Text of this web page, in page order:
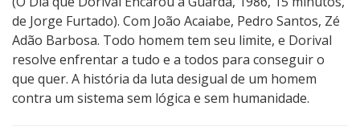
de Jorge Furtado). Com João Acaiabe, Pedro Santos, Zé
Adão Barbosa. Todo homem tem seu limite, e Dorival
resolve enfrentar a tudo e a todos para conseguir o
que quer. A história da luta desigual de um homem
contra um sistema sem lógica e sem humanidade.